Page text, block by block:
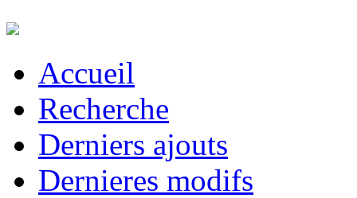
Accueil
Recherche
Derniers ajouts
Dernieres modifs